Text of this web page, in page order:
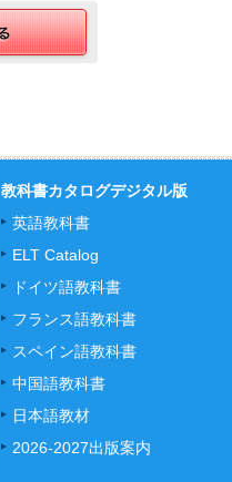
教科書カタログデジタル版
英語教科書
ELT Catalog
ドイツ語教科書
フランス語教科書
スペイン語教科書
中国語教科書
日本語教材
2026-2027出版案内